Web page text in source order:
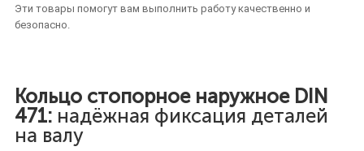
Эти товары помогут вам выполнить работу качественно и
безопасно.
Кольцо стопорное наружное DIN
471: надёжная фиксация деталей
на валу